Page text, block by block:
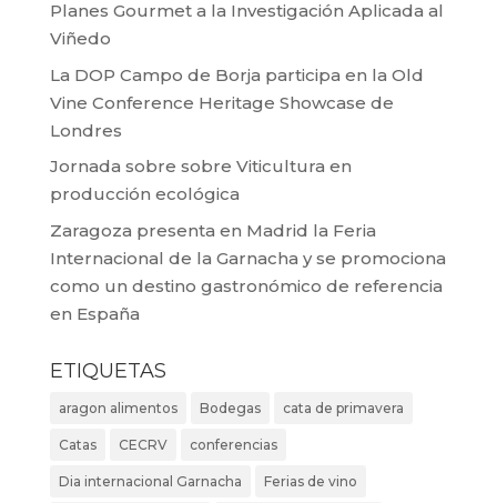
Planes Gourmet a la Investigación Aplicada al
Viñedo
La DOP Campo de Borja participa en la Old
Vine Conference Heritage Showcase de
Londres
Jornada sobre sobre Viticultura en
producción ecológica
Zaragoza presenta en Madrid la Feria
Internacional de la Garnacha y se promociona
como un destino gastronómico de referencia
en España
ETIQUETAS
aragon alimentos Bodegas cata de primavera
Catas CECRV conferencias
Dia internacional Garnacha Ferias de vino